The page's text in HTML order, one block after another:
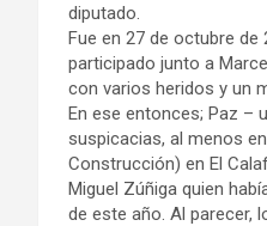
diputado.
Fue en 27 de octubre de
participado junto a
con varios heridos y un
En ese entonces; Paz –
suspicacias, al menos
Construcción) en El
Miguel Zúñiga quien
de este año. Al parecer,